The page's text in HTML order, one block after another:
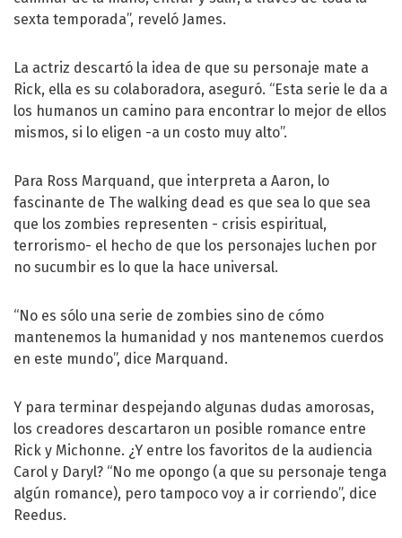
sexta temporada”, reveló James.
La actriz descartó la idea de que su personaje mate a
Rick, ella es su colaboradora, aseguró. “Esta serie le da a
los humanos un camino para encontrar lo mejor de ellos
mismos, si lo eligen -a un costo muy alto”.
Para Ross Marquand, que interpreta a Aaron, lo
fascinante de The walking dead es que sea lo que sea
que los zombies representen - crisis espiritual,
terrorismo- el hecho de que los personajes luchen por
no sucumbir es lo que la hace universal.
“No es sólo una serie de zombies sino de cómo
mantenemos la humanidad y nos mantenemos cuerdos
en este mundo”, dice Marquand.
Y para terminar despejando algunas dudas amorosas,
los creadores descartaron un posible romance entre
Rick y Michonne. ¿Y entre los favoritos de la audiencia
Carol y Daryl? “No me opongo (a que su personaje tenga
algún romance), pero tampoco voy a ir corriendo”, dice
Reedus.